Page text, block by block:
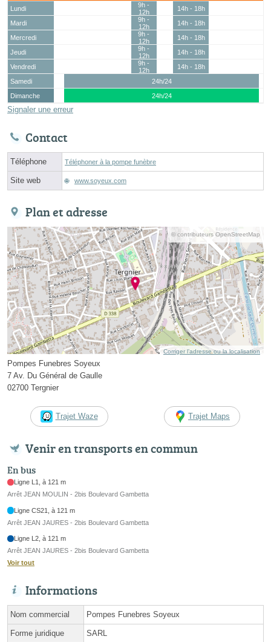
Lundi
9h -
12h
14h - 18h
Mardi
9h -
12h
14h - 18h
Mercredi
9h -
12h
14h - 18h
Jeudi
9h -
12h
14h - 18h
Vendredi
9h -
12h
14h - 18h
Samedi
24h/24
Dimanche
24h/24
Signaler une erreur
Contact
Téléphone Téléphoner à la pompe funèbre
Site web www.soyeux.com
Plan et adresse
© contributeurs OpenStreetMap
Corriger l’adresse ou la localisation
Pompes Funebres Soyeux
7 Av. Du Général de Gaulle
02700 Tergnier
Trajet Waze Trajet Maps
Venir en transports en commun
En bus
Ligne L1, à 121 m
Arrêt JEAN MOULIN - 2bis Boulevard Gambetta
Ligne CS21, à 121 m
Arrêt JEAN JAURES - 2bis Boulevard Gambetta
Ligne L2, à 121 m
Arrêt JEAN JAURES - 2bis Boulevard Gambetta
Voir tout
Informations
Nom commercial Pompes Funebres Soyeux
Forme juridique SARL